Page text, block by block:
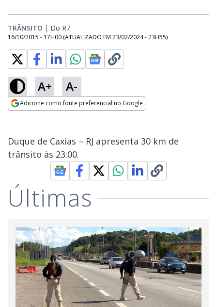
TRÂNSITO | Do R7
16/10/2015 - 17H00 (ATUALIZADO EM 23/02/2024 - 23H55)
A+ A-
Adicione como fonte preferencial no Google
Duque de Caxias – RJ apresenta 30 km de
trânsito às 23:00.
Últimas